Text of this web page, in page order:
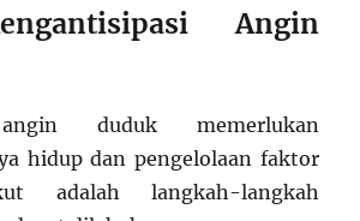
Angin
duduk memerlukan
hidup dan pengelolaan faktor
adalah langkah-langkah